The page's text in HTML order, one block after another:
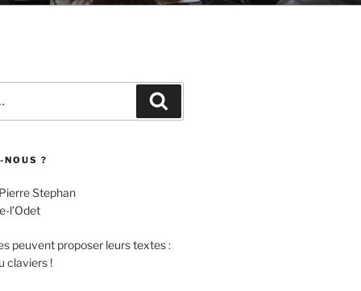
?
Stephan
l’Odet
peuvent proposer leurs textes :
claviers !